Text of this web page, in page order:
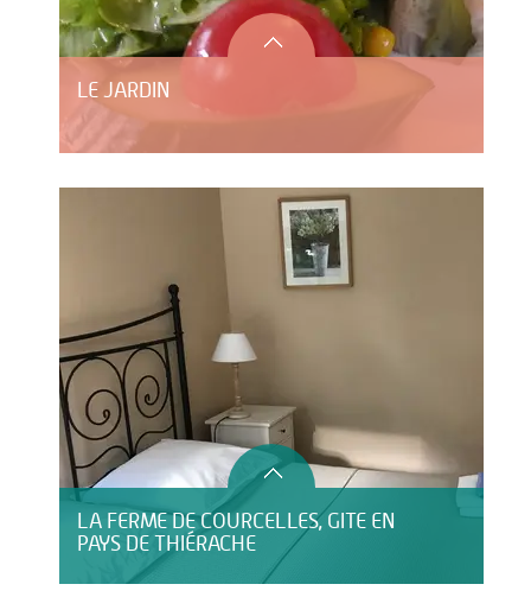
LE JARDIN
LA FERME DE COURCELLES, GITE EN
PAYS DE THIÉRACHE